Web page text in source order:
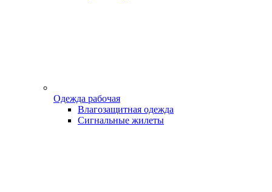
Одежда рабочая
Влагозащитная одежда
Сигнальные жилеты